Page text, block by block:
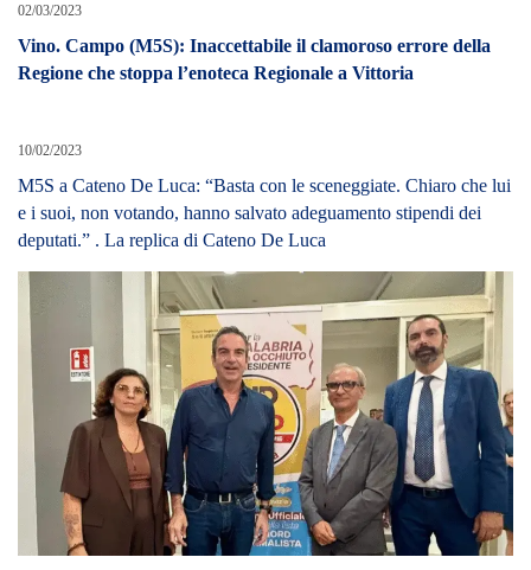
02/03/2023
Vino. Campo (M5S): Inaccettabile il clamoroso errore della
Regione che stoppa l’enoteca Regionale a Vittoria
10/02/2023
M5S a Cateno De Luca: “Basta con le sceneggiate. Chiaro che lui
e i suoi, non votando, hanno salvato adeguamento stipendi dei
deputati.” . La replica di Cateno De Luca